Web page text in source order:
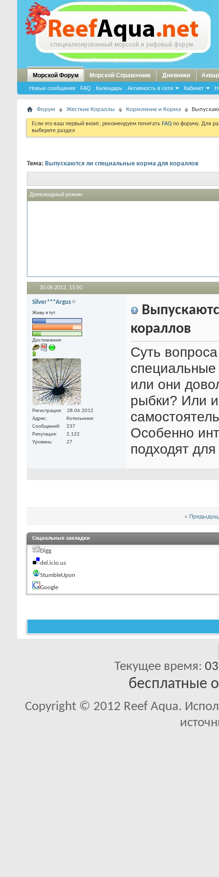
Морской Форум
Новые сообщения FAQ Календарь Активность в сети Кабинет
Морской Справочник Дневники
Форум Жесткие Кораллы Кормление и Корма
Если это ваш первый визит, рекомендуем почитать FAQ по форуму. Для
выберите раздел
Тема: Выпускаются ли специальные корма для кораллов
Древовидный режим
30.06.2012, 11:50
Silver***Argus
Живу я тут
Достижения:
Регистрация
28.06.2012
Адрес
Котельники
Сообщений
237
Репутация
2,122
Уровень
27
кораллов
Суть
или они
рыбки? Или
Особенно
подходят
«
Социальные закладки
Digg
del.icio.us
StumbleUpon
Google
Текущее время:
бесплатные
Copyright © 2012 Reef Aqua.